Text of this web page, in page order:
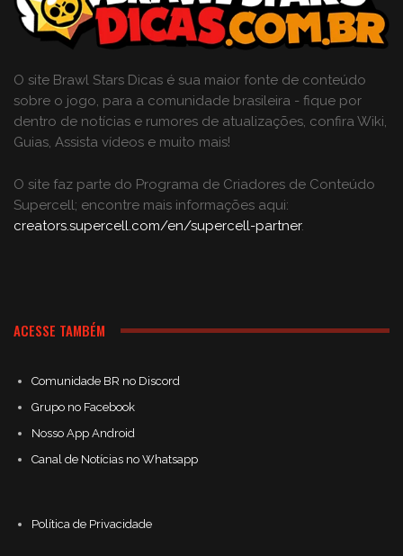
O site Brawl Stars Dicas é sua maior fonte de conteúdo
sobre o jogo, para a comunidade brasileira - fique por
dentro de notícias e rumores de atualizações, confira Wiki,
Guias, Assista vídeos e muito mais!
O site faz parte do Programa de Criadores de Conteúdo
Supercell; encontre mais informações aqui:
creators.supercell.com/en/supercell-partner.
ACESSE TAMBÉM
Comunidade BR no Discord
Grupo no Facebook
Nosso App Android
Canal de Notícias no Whatsapp
Política de Privacidade